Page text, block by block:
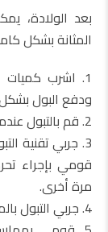
بعد الولادة،
المثانة بشكل
1. اشرب
ودفع البول
2. قم بالتبول عندما تشعر بالحاجة، ولا تتأخري في ذلك.
3. جربي تقنية
قومي بإجراء
مرة أخرى.
4. جربي التبول بالماء الدافئ لتحفيز الإفراغ.